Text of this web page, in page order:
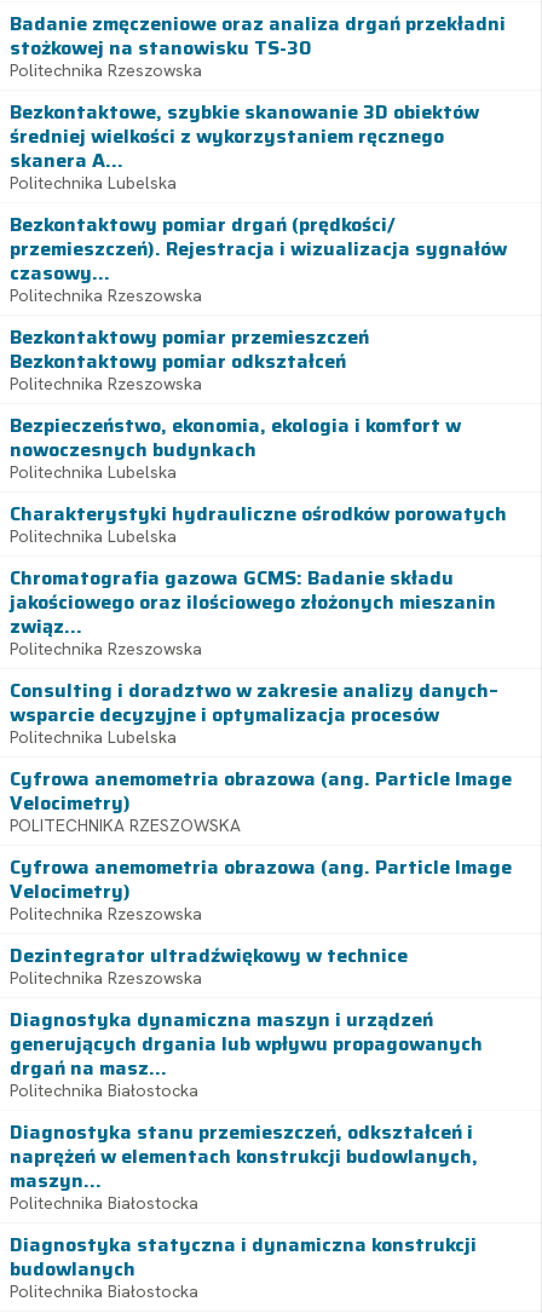
Badanie zmęczeniowe oraz analiza drgań przekładni
stożkowej na stanowisku TS-30
Politechnika Rzeszowska
Bezkontaktowe, szybkie skanowanie 3D obiektów
średniej wielkości z wykorzystaniem ręcznego
skanera A...
Politechnika Lubelska
Bezkontaktowy pomiar drgań (prędkości/
przemieszczeń). Rejestracja i wizualizacja sygnałów
czasowy...
Politechnika Rzeszowska
Bezkontaktowy pomiar przemieszczeń
Bezkontaktowy pomiar odkształceń
Politechnika Rzeszowska
Bezpieczeństwo, ekonomia, ekologia i komfort w
nowoczesnych budynkach
Politechnika Lubelska
Charakterystyki hydrauliczne ośrodków porowatych
Politechnika Lubelska
Chromatografia gazowa GCMS: Badanie składu
jakościowego oraz ilościowego złożonych mieszanin
związ...
Politechnika Rzeszowska
Consulting i doradztwo w zakresie analizy danych–
wsparcie decyzyjne i optymalizacja procesów
Politechnika Lubelska
Cyfrowa anemometria obrazowa (ang. Particle Image
Velocimetry)
POLITECHNIKA RZESZOWSKA
Cyfrowa anemometria obrazowa (ang. Particle Image
Velocimetry)
Politechnika Rzeszowska
Dezintegrator ultradźwiękowy w technice
Politechnika Rzeszowska
Diagnostyka dynamiczna maszyn i urządzeń
generujących drgania lub wpływu propagowanych
drgań na masz...
Politechnika Białostocka
Diagnostyka stanu przemieszczeń, odkształceń i
naprężeń w elementach konstrukcji budowlanych,
maszyn...
Politechnika Białostocka
Diagnostyka statyczna i dynamiczna konstrukcji
budowlanych
Politechnika Białostocka